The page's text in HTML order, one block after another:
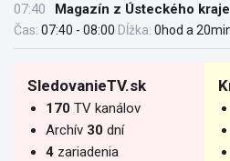
07:40 Magazín z Ústeckého kraje
Čas: 07:40 - 08:00 Dĺžka: 0hod a
SledovanieTV.sk
170 TV kanálov
Archív 30 dní
4 zariadenia